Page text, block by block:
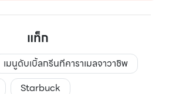
แท็ก
เมนูดับเบิ้ลกรีนทีคาราเมลจาวาชิพ
Starbuck